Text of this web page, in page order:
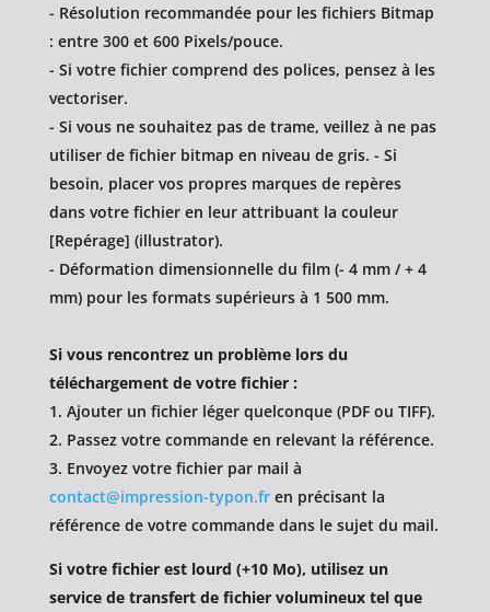
- Résolution recommandée pour les fichiers Bitmap
: entre 300 et 600 Pixels/pouce.
- Si votre fichier comprend des polices, pensez à les
vectoriser.
- Si vous ne souhaitez pas de trame, veillez à ne pas
utiliser de fichier bitmap en niveau de gris. - Si
besoin, placer vos propres marques de repères
dans votre fichier en leur attribuant la couleur
[Repérage] (illustrator).
- Déformation dimensionnelle du film (- 4 mm / + 4
mm) pour les formats supérieurs à 1 500 mm.
Si vous rencontrez un problème lors du
téléchargement de votre fichier :
1. Ajouter un fichier léger quelconque (PDF ou TIFF).
2. Passez votre commande en relevant la référence.
3. Envoyez votre fichier par mail à
contact@impression-typon.fren précisant la
référence de votre commande dans le sujet du mail.
Si votre fichier est lourd (+10 Mo), utilisez un
service de transfert de fichier volumineux tel que